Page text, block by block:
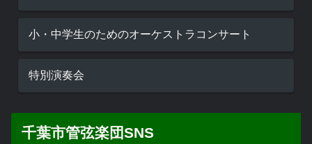
小・中学生のためのオーケストラコンサート
特別演奏会
千葉市管弦楽団SNS